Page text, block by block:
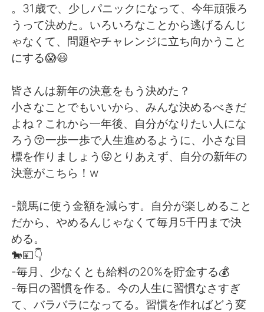
繁體中文 Español
العربية Français
Русский ไทย
Indonesia Italiano
Türkçe Tiếng Việt
。31歳で、少しパニックになって、今年頑張ろ
うって決めた。いろいろなことから逃げるんじ
ゃなくて、問題やチャレンジに立ち向かうこと
にする😱😃
皆さんは新年の決意をもう決めた？
小さなことでもいいから、みんな決めるべきだ
よね？これから一年後、自分がなりたい人にな
ろう😚一歩一歩で人生進めるように、小さな目
標を作りましょう😝とりあえず、自分の新年の
決意がこちら！w
-競馬に使う金額を減らす。自分が楽しめること
だから、やめるんじゃなくて毎月5千円まで決
める。
🐎💴👇
-毎月、少なくとも給料の20%を貯金する💰
-毎日の習慣を作る。今の人生に習慣なさすぎ
て、バラバラになってる。習慣を作ればどう変